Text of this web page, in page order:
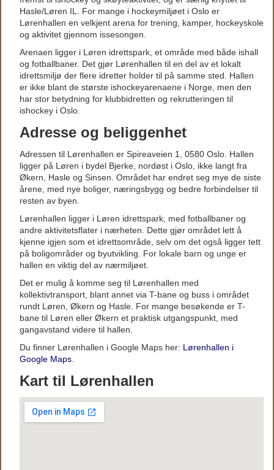
Hasle/Løren IL. For mange i hockeymiljøet i Oslo er
Lørenhallen en velkjent arena for trening, kamper, hockeyskole
og aktivitet gjennom issesongen.
Arenaen ligger i Løren idrettspark, et område med både ishall
og fotballbaner. Det gjør Lørenhallen til en del av et lokalt
idrettsmiljø der flere idretter holder til på samme sted. Hallen
er ikke blant de største ishockeyarenaene i Norge, men den
har stor betydning for klubbidretten og rekrutteringen til
ishockey i Oslo.
Adresse og beliggenhet
Adressen til Lørenhallen er Spireaveien 1, 0580 Oslo. Hallen
ligger på Løren i bydel Bjerke, nordøst i Oslo, ikke langt fra
Økern, Hasle og Sinsen. Området har endret seg mye de siste
årene, med nye boliger, næringsbygg og bedre forbindelser til
resten av byen.
Lørenhallen ligger i Løren idrettspark, med fotballbaner og
andre aktivitetsflater i nærheten. Dette gjør området lett å
kjenne igjen som et idrettsområde, selv om det også ligger tett
på boligområder og byutvikling. For lokale barn og unge er
hallen en viktig del av nærmiljøet.
Det er mulig å komme seg til Lørenhallen med
kollektivtransport, blant annet via T-bane og buss i området
rundt Løren, Økern og Hasle. For mange besøkende er T-
bane til Løren eller Økern et praktisk utgangspunkt, med
gangavstand videre til hallen.
Du finner Lørenhallen i Google Maps her: Lørenhallen i
Google Maps
Kart til Lørenhallen